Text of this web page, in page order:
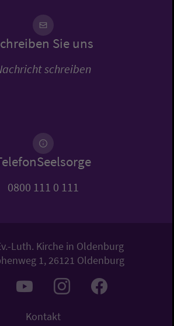
Sie uns
schreiben
0800 111 0 111
Luth. Kirche in Oldenburg
1, 26121 Oldenburg
Kontakt